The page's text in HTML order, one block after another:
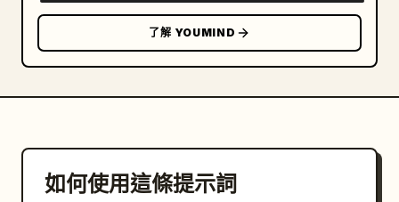
了解 YOUMIND
如何使用這條提示詞